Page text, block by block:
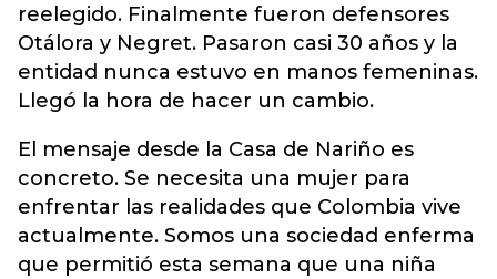
reelegido. Finalmente fueron defensores
Otálora y Negret. Pasaron casi 30 años y la
entidad nunca estuvo en manos femeninas.
Llegó la hora de hacer un cambio.
El mensaje desde la Casa de Nariño es
concreto. Se necesita una mujer para
enfrentar las realidades que Colombia vive
actualmente. Somos una sociedad enferma
que permitió esta semana que una niña